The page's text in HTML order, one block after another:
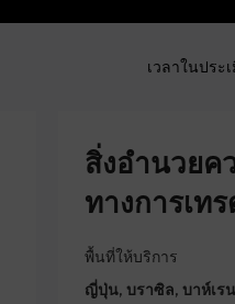
เวลาในประ
สิ่งอำนวยค
ทางการเท
พื้นที่ให้บริการ
ญี่ปุ่น, บราซิล, บาห์เร